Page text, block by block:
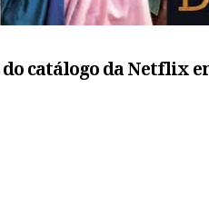
catálogo da Netflix